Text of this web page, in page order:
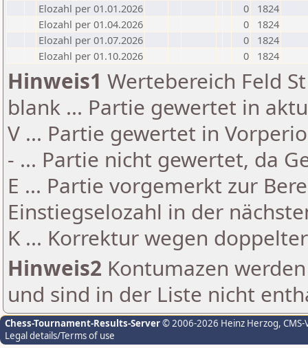
Elozahl per 01.01.2026
0
1824
Elozahl per 01.04.2026
0
1824
Elozahl per 01.07.2026
0
1824
Elozahl per 01.10.2026
0 1824
Hinweis1 Wertebereich Feld
blank ... Partie gewertet in
V ... Partie gewertet in
- ... Partie nicht gewertet, da
E ... Partie vorgemerkt zur
Einstiegselozahl in der
K ... Korrektur wegen
Hinweis2 Kontumazen
und sind in der Liste nicht
Chess-Tournament-Results-Server© 2006-2026 Heinz Herzog,
Legal details/Terms of use